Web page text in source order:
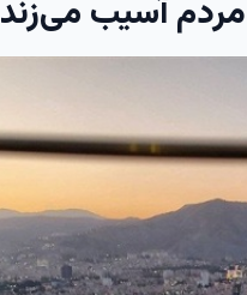
آسیب می‌زند